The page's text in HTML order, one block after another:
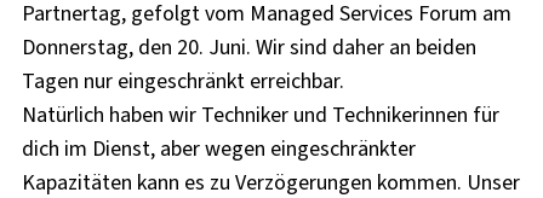
Partnertag, gefolgt vom Managed Services Forum am
Donnerstag, den 20. Juni. Wir sind daher an beiden
Tagen nur eingeschränkt erreichbar.
Natürlich haben wir Techniker und Technikerinnen für
dich im Dienst, aber wegen eingeschränkter
Kapazitäten kann es zu Verzögerungen kommen. Unser